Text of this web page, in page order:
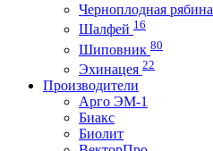
Черноплодная рябина
Шалфей 16
Шиповник 80
Эхинацея 22
Производители
Арго ЭМ-1
Биакс
Биолит